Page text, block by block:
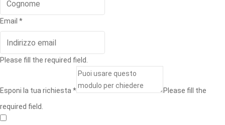
Email *
Please fill the required field.
Esponi la tua richiesta *
Please fill the
required field.